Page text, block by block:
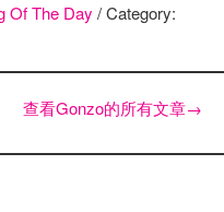
Of The Day / Category:
查看Gonzo的所有文章→